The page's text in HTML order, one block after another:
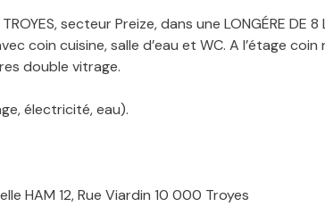
secteur Preize, dans une LONGÉRE
coin cuisine, salle d’eau et WC. A l’étage
double vitrage.
électricité, eau).
HAM 12, Rue Viardin 10 000 Troyes